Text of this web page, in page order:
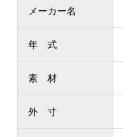
メーカー名
年 式
素 材
外 寸